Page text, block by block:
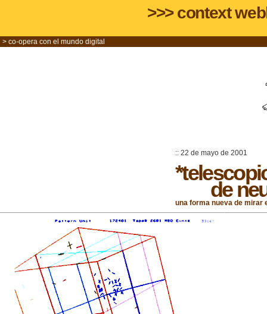
>>> context
> co-opera con el mundo digital
:: 22 de mayo de 2001
de
una forma nueva de mirar